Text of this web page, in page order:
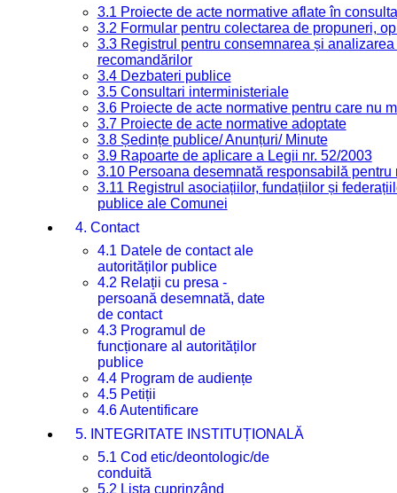
3.1 Proiecte de acte normative aflate în
3.2 Formular pentru colectarea de propuneri,
3.3 Registrul pentru consemnarea și
recomandărilor
3.4 Dezbateri publice
3.5 Consultari interministeriale
3.6 Proiecte de acte normative pentru care nu
3.7 Proiecte de acte normative adoptate
3.8 Ședințe publice/ Anunțuri/ Minute
3.9 Rapoarte de aplicare a Legii nr. 52/2003
3.10 Persoana desemnată responsabilă
3.11 Registrul asociațiilor, fundațiilor și
publice ale Comunei
4. Contact
4.1 Datele de contact ale
autorităților publice
4.2 Relații cu presa -
persoană desemnată, date
de contact
4.3 Programul de
funcționare al autorităților
publice
4.4 Program de audiențe
4.5 Petiții
4.6 Autentificare
5. INTEGRITATE INSTITUȚIONALĂ
5.1 Cod etic/deontologic/de
conduită
5.2 Lista cuprinzând